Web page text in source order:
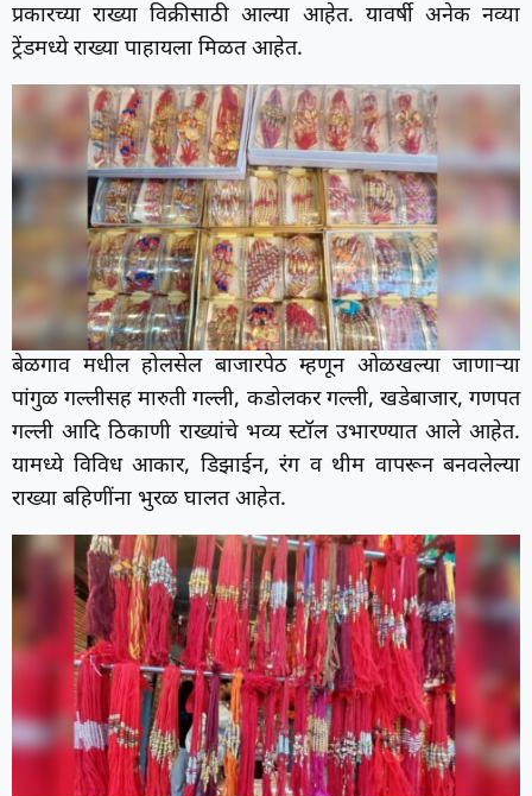
प्रकारच्या राख्या विक्रीसाठी आल्या आहेत. यावर्षी अनेक नव्या
ट्रेंडमध्ये राख्या पाहायला मिळत आहेत.
बेळगाव मधील होलसेल बाजारपेठ म्हणून ओळखल्या जाणाऱ्या
पांगुळ गल्लीसह मारुती गल्ली, कडोलकर गल्ली, खडेबाजार, गणपत
गल्ली आदि ठिकाणी राख्यांचे भव्य स्टॉल उभारण्यात आले आहेत.
यामध्ये विविध आकार, डिझाईन, रंग व थीम वापरून बनवलेल्या
राख्या बहिणींना भुरळ घालत आहेत.